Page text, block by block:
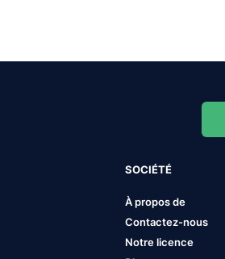
SOCIÉTÉ
À propos de
Contactez-nous
Notre licence